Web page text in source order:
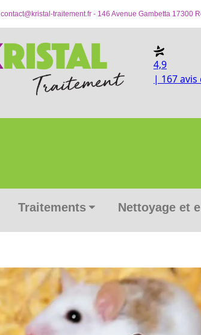
contact@kristal-traitement.fr- 146 Avenue Gambetta 17300
4,9
| 167
Traitements Nettoyage et